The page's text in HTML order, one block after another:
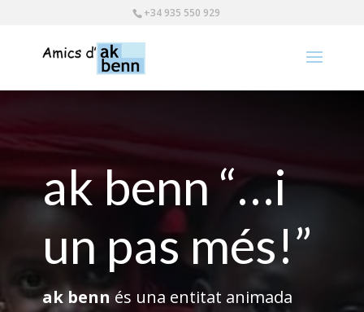
+34 935 550 929
ak benn “…i
un pas més!”
ak bennés una entitat animada